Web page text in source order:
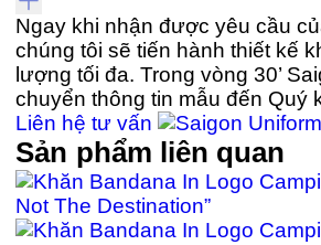
Ngay khi nhận được yêu cầu
chúng tôi sẽ tiến hành thiết kế
lượng tối đa. Trong vòng 30’
chuyển thông tin mẫu đến Quý
Liên hệ tư vấn
Sản phẩm liên quan